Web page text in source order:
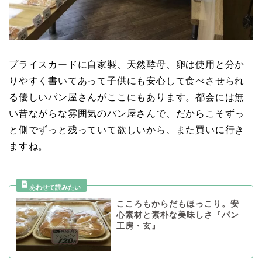
プライスカードに自家製、天然酵母、卵は使用と分か
りやすく書いてあって子供にも安心して食べさせられ
る優しいパン屋さんがここにもあります。都会には無
い昔ながらな雰囲気のパン屋さんで、だからこそずっ
と側でずっと残っていて欲しいから、また買いに行き
ますね。
こころもからだもほっこり。安
心素材と素朴な美味しさ『パン
工房・玄』